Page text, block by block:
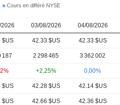
Cours en différé NYSE
03/08/2026 04/08/2026
$US 42.33 $US 42.33 $US
187 2 298 465 3 362 002
+2,25% 0,00%
$US 42.28 $US 42.14 $US
$US 42.66 $US 42.36 $US